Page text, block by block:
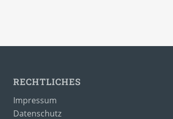
RECHTLICHES
Impressum
Datenschutz